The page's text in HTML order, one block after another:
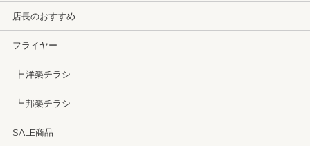
店長のおすすめ
フライヤー
┣ 洋楽チラシ
┗ 邦楽チラシ
SALE商品